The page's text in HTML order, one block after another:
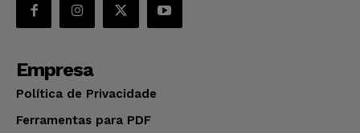
Empresa
Política de Privacidade
Ferramentas para PDF